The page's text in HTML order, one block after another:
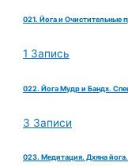
021. Йога и Очистительные
1 Запись
022. Йога Мудр и Бандх.
3 Записи
023. Медитация. Дхяна